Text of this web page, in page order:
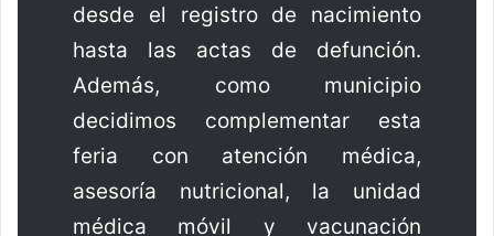
desde el registro de nacimiento
hasta las actas de defunción.
Además, como municipio
decidimos complementar esta
feria con atención médica,
asesoría nutricional, la unidad
médica móvil y vacunación